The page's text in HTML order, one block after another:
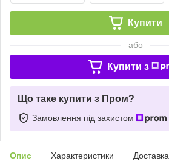
Купити
або
Купити з
Що таке купити з Пром?
Замовлення під захистом
Опис Характеристики Доставка